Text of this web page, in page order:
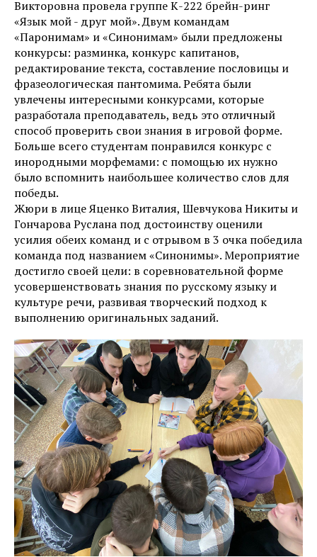
Викторовна провела группе К-222 брейн-ринг
«Язык мой - друг мой». Двум командам
«Паронимам» и «Синонимам» были предложены
конкурсы: разминка, конкурс капитанов,
редактирование текста, составление пословицы и
фразеологическая пантомима. Ребята были
увлечены интересными конкурсами, которые
разработала преподаватель, ведь это отличный
способ проверить свои знания в игровой форме.
Больше всего студентам понравился конкурс с
инородными морфемами: с помощью их нужно
было вспомнить наибольшее количество слов для
победы.
Жюри в лице Яценко Виталия, Шевчукова Никиты и
Гончарова Руслана под достоинству оценили
усилия обеих команд и с отрывом в 3 очка победила
команда под названием «Синонимы». Мероприятие
достигло своей цели: в соревновательной форме
усовершенствовать знания по русскому языку и
культуре речи, развивая творческий подход к
выполнению оригинальных заданий.